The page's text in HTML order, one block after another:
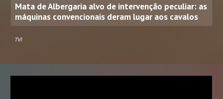
Mata de Albergaria alvo de intervenção peculiar: as
máquinas convencionais deram lugar aos cavalos
TVI